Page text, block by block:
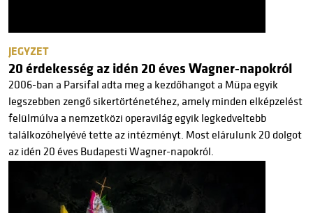
JEGYZET
20 érdekesség az idén 20 éves Wagner-napokról
2006-ban a Parsifal adta meg a kezdőhangot a Müpa egyik
legszebben zengő sikertörténetéhez, amely minden elképzelést
felülmúlva a nemzetközi operavilág egyik legkedveltebb
találkozóhelyévé tette az intézményt. Most elárulunk 20 dolgot
az idén 20 éves Budapesti Wagner-napokról.